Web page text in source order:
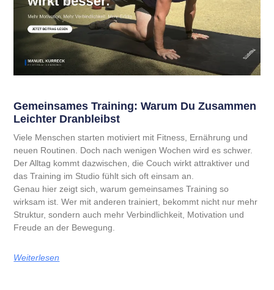
Gemeinsames Training: Warum Du Zusammen
Leichter Dranbleibst
Viele Menschen starten motiviert mit Fitness, Ernährung und
neuen Routinen. Doch nach wenigen Wochen wird es schwer.
Der Alltag kommt dazwischen, die Couch wirkt attraktiver und
das Training im Studio fühlt sich oft einsam an.
Genau hier zeigt sich, warum gemeinsames Training so
wirksam ist. Wer mit anderen trainiert, bekommt nicht nur mehr
Struktur, sondern auch mehr Verbindlichkeit, Motivation und
Freude an der Bewegung.
Weiterlesen